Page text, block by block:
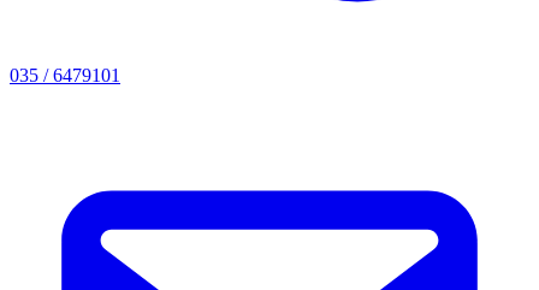
035 / 6479101